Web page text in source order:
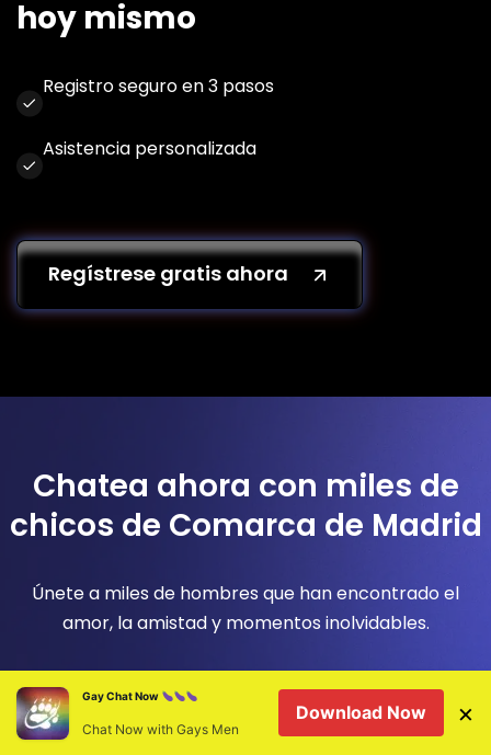
hoy mismo
Registro seguro en 3 pasos
Asistencia personalizada
Regístrese gratis ahora
Chatea ahora con miles de
chicos de Comarca de Madrid
Únete a miles de hombres que han encontrado el
amor, la amistad y momentos inolvidables.
Descarga la app o regístrate gratis en la web para
vivir el mundo de las citas gay como nunca antes.
Gay Chat Now
Chat Now with Gays Men
Download Now ×